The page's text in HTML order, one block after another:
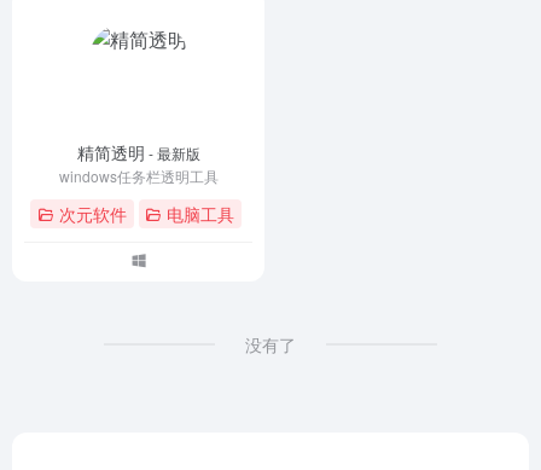
精简透明 - 最新版
windows任务栏透明工具
次元软件 电脑工具
没有了